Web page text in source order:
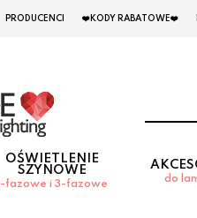
PRODUCENCI ❤️KODY RABATOWE❤️
OŚWIETLENIE
SZYNOWE
1-fazowe i 3-fazowe
do